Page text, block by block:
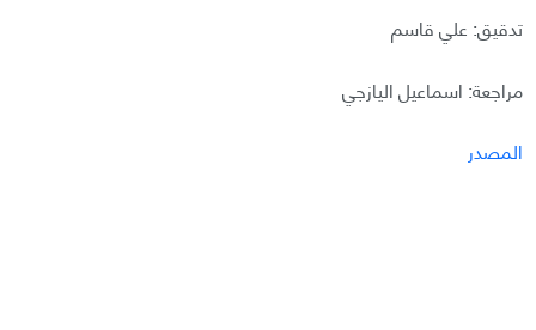
تدقيق: علي قاسم
مراجعة: اسماعيل اليازجي
المصدر